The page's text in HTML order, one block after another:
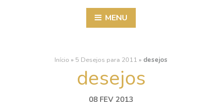
MENU
Início » 5 Desejos para 2011 » desejos
desejos
08 FEV 2013